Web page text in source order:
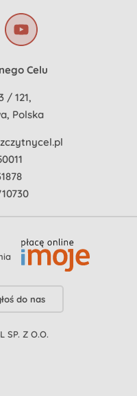
Celu
/ 121,
Polska
do nas
SP. Z O.O.